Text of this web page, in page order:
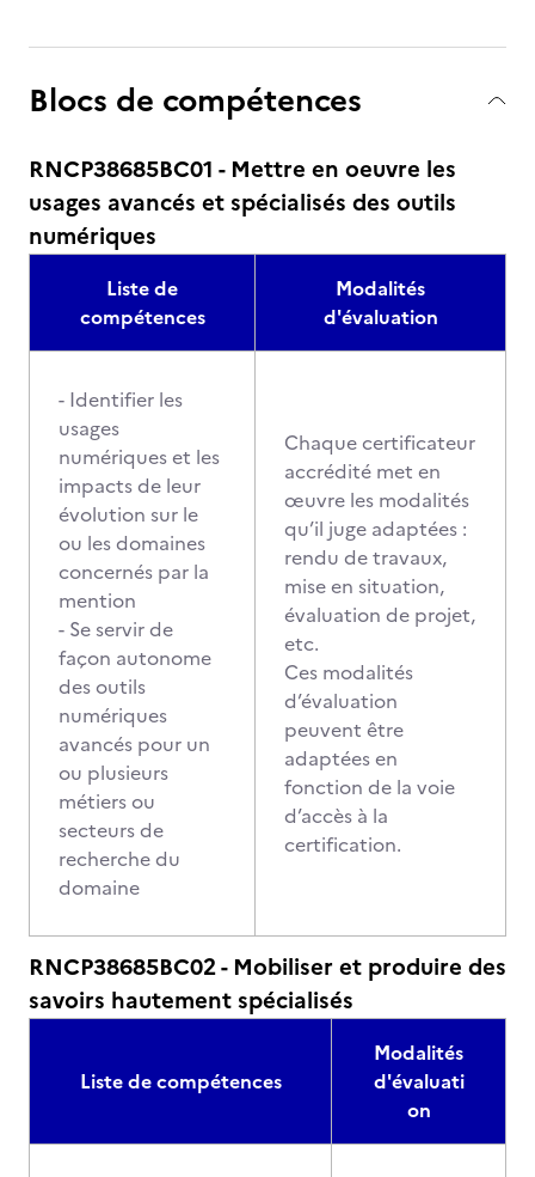
Blocs de compétences
RNCP38685BC01 - Mettre en oeuvre les
usages avancés et spécialisés des outils
numériques
Liste de
compétences
Modalités
d'évaluation
- Identifier les
usages
numériques et les
impacts de leur
évolution sur le
ou les domaines
concernés par la
mention
- Se servir de
façon autonome
des outils
numériques
avancés pour un
ou plusieurs
métiers ou
secteurs de
recherche du
domaine
Chaque certificateur
accrédité met en
œuvre les modalités
qu’il juge adaptées :
rendu de travaux,
mise en situation,
évaluation de projet,
etc.
Ces modalités
d’évaluation
peuvent être
adaptées en
fonction de la voie
d’accès à la
certification.
RNCP38685BC02 - Mobiliser et produire des
savoirs hautement spécialisés
Liste de compétences
Modalités
d'évaluati
on